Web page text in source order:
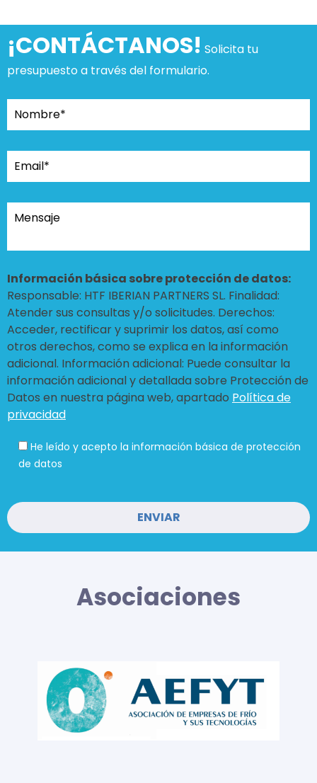
¡CONTÁCTANOS! Solicita tu
presupuesto a través del formulario.
Información básica sobre protección de datos:
Responsable: HTF IBERIAN PARTNERS SL. Finalidad:
Atender sus consultas y/o solicitudes. Derechos:
Acceder, rectificar y suprimir los datos, así como
otros derechos, como se explica en la información
adicional. Información adicional: Puede consultar la
información adicional y detallada sobre Protección de
Datos en nuestra página web, apartado Política de
privacidad
He leído y acepto la información básica de protección
de datos
Asociaciones